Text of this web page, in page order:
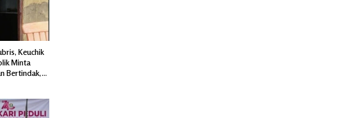
Keuchik
Minta
Bertindak,